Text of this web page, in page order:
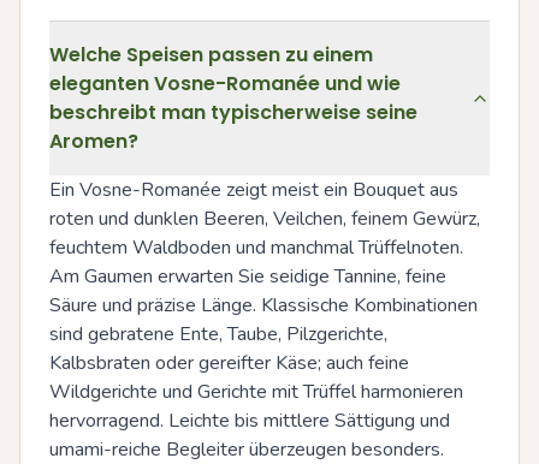
Welche Speisen passen zu einem
eleganten Vosne-Romanée und wie
beschreibt man typischerweise seine
Aromen?
Ein Vosne-Romanée zeigt meist ein Bouquet aus
roten und dunklen Beeren, Veilchen, feinem Gewürz,
feuchtem Waldboden und manchmal Trüffelnoten.
Am Gaumen erwarten Sie seidige Tannine, feine
Säure und präzise Länge. Klassische Kombinationen
sind gebratene Ente, Taube, Pilzgerichte,
Kalbsbraten oder gereifter Käse; auch feine
Wildgerichte und Gerichte mit Trüffel harmonieren
hervorragend. Leichte bis mittlere Sättigung und
umami-reiche Begleiter überzeugen besonders.